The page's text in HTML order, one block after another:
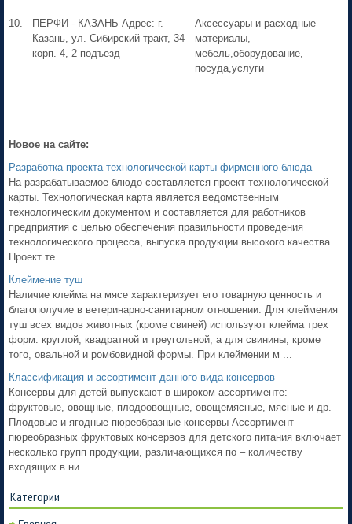
10.
ПЕРФИ - КАЗАНЬ Адрес: г.
Казань, ул. Сибирский тракт, 34
корп. 4, 2 подъезд
Аксессуары и расходные
материалы,
мебель,оборудование,
посуда,услуги
Новое на сайте:
Разработка проекта технологической карты фирменного блюда
На разрабатываемое блюдо составляется проект технологической
карты. Технологическая карта является ведомственным
технологическим документом и составляется для работников
предприятия с целью обеспечения правильности проведения
технологического процесса, выпуска продукции высокого качества.
Проект те ...
Клеймение туш
Наличие клейма на мясе характеризует его товарную ценность и
благополучие в ветеринарно-санитарном отношении. Для клеймения
туш всех видов животных (кроме свиней) используют клейма трех
форм: круглой, квадратной и треугольной, а для свинины, кроме
того, овальной и ромбовидной формы. При клеймении м ...
Классификация и ассортимент данного вида консервов
Консервы для детей выпускают в широком ассортименте:
фруктовые, овощные, плодоовощные, овощемясные, мясные и др.
Плодовые и ягодные пюреобразные консервы Ассортимент
пюреобразных фруктовых консервов для детского питания включает
несколько групп продукции, различающихся по – количеству
входящих в ни ...
Категории